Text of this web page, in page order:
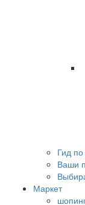
Гид
Ваши
Маркет